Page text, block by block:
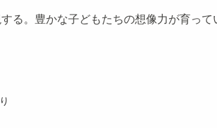
る。豊かな子どもたちの想像力が育って